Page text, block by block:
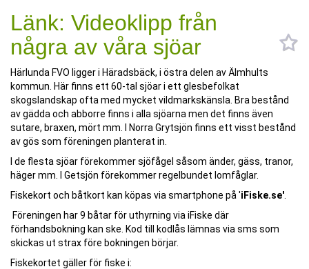
Länk: Videoklipp från
några av våra sjöar
Härlunda FVO ligger i Häradsbäck, i östra delen av Älmhults
kommun. Här finns ett 60-tal sjöar i ett glesbefolkat
skogslandskap ofta med mycket vildmarkskänsla. Bra bestånd
av gädda och abborre finns i alla sjöarna men det finns även
sutare, braxen, mört mm. I Norra Grytsjön finns ett visst bestånd
av gös som föreningen planterat in.
I de flesta sjöar förekommer sjöfågel såsom änder, gäss, tranor,
häger mm. I Getsjön förekommer regelbundet lomfåglar.
Fiskekort och båtkort kan köpas via smartphone på 'iFiske.se'
Föreningen har 9 båtar för uthyrning via iFiske där
förhandsbokning kan ske. Kod till kodlås lämnas via sms som
skickas ut strax före bokningen börjar.
Fiskekortet gäller för fiske i: